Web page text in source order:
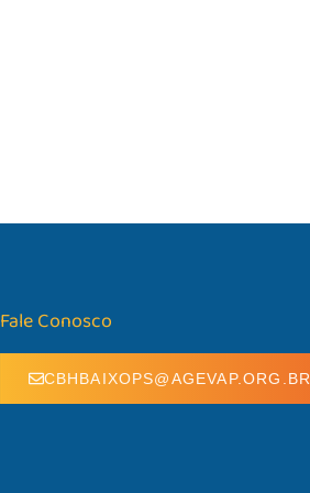
Fale Conosco
CBHBAIXOPS@AGEVAP.ORG.BR